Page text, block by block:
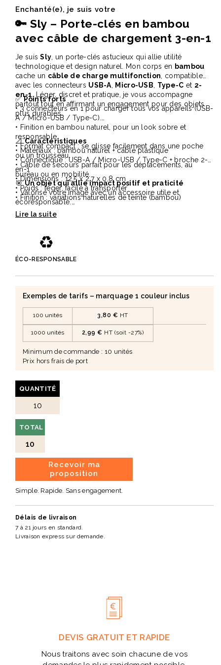
Enchanté(e), je suis votre
🔑Sly – Porte-clés en bambou
avec câble de chargement 3-en-1
Je suisSly, un porte-clés astucieux qui allie utilité
technologique et design naturel. Mon corps en bambou
cache un câble de charge multifonction, compatible
avec les connecteurs USB-A, Micro-USB, Type-C et 2-
en-1. Léger, discret et pratique, je vous accompagne
partout tout en affirmant un engagement pour des objets
plus durables.
✅Points forts
• 3 connecteurs en 1 pour charger tous vos appareils (USB-
A / Micro-USB / Type-C).
• Finition en bambou naturel, pour un look sobre et
responsable.
• Format compact : se glisse facilement dans une poche
ou un trousseau.
• Câble de secours parfait pour les déplacements, au
bureau ou en mobilité.
📐Caractéristiques
• Matériaux : bambou naturel + câble plastique
• Connectique : USB-A / Micro-USB / Type-C + broche 2-
en-1
• Dimensions : 12,5 x 2,7 x 0,8 cm
• Poids : léger, facile à transporter
• Finition : variations naturelles de teinte (bambou)
🎯Un objet qui allie impact positif et praticité
• Valorise votre image avec un accessoire utile et
écoresponsable.
• Idéal pour des campagnes de communication tech,
durables.♻️
ÉCO-RESPONSABLE
Exemples de tarifs – marquage 1 couleur inclus
100 unités 3,80 € HT
1000 unités 2,99 € HT (soit -27%)
Minimum de commande : 10 unités
Prix hors frais de port
QUANTITÉ
TOTAL
10
Recevoir ma
proposition
Simple. Rapide. Sans engagement.
Délais de livraison
7 à 21 jours en standard.
Livraison express sur demande.
DEVIS GRATUIT ET RAPIDE
Nous traitons avec soin chacune de vos